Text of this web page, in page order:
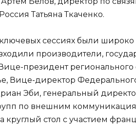
Татьяна Ткаченко.
сессиях были широко
производители,
президент регионального
Вице-директор
Эби, генеральный
по внешним
стол с участием